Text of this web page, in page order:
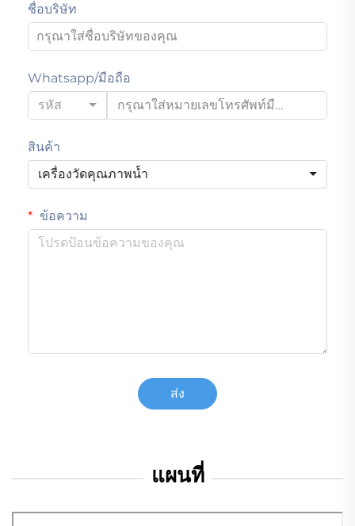
ชื่อบริษัท
Whatsapp/มือถือ
รหัส
สินค้า
เครื่องวัดคุณภาพน้ำ
ข้อความ
ส่ง
แผนที่